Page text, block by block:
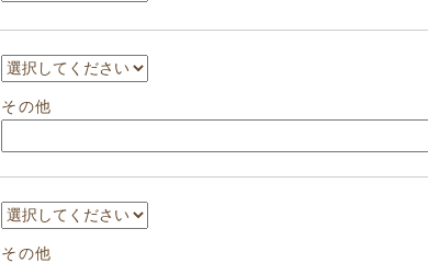
その他
その他